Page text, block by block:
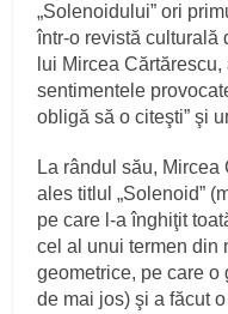
„Solenoidului” ori
într-o revistă culturală
lui Mircea
sentimentele
obligă să o citeşti” şi
La rândul său,
ales titlul „Solenoid”
pe care l-a înghiţit
cel al unui termen din
geometrice, pe care
de mai jos) şi a făcut